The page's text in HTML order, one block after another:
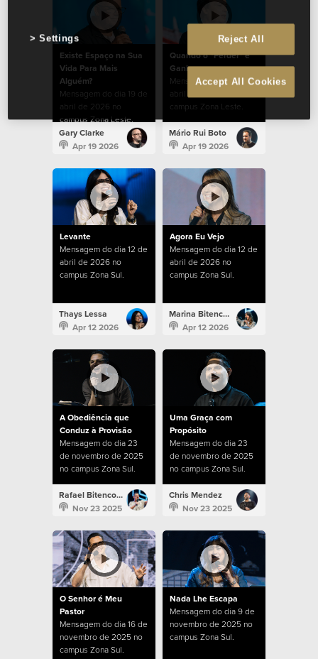
Existe Espaço na Sua
Vida Para Mais
Alguém?
Mensagem do dia 19 de
abril de 2026 no
campus Zona Leste.
Gary Clarke
Apr 19 2026
Quando o "Perder" é
Ganhar
Mensagem do dia 19 de
abril de 2026 no
campus Zona Leste.
Mário Rui Boto
Apr 19 2026
Levante
Mensagem do dia 12 de
abril de 2026 no
campus Zona Sul.
Thays Lessa
Apr 12 2026
Agora Eu Vejo
Mensagem do dia 12 de
abril de 2026 no
campus Zona Sul.
Marina Bitencourt
Apr 12 2026
A Obediência que
Conduz à Provisão
Mensagem do dia 23
de novembro de 2025
no campus Zona Sul.
Rafael Bitencourt
Nov 23 2025
Uma Graça com
Propósito
Mensagem do dia 23
de novembro de 2025
no campus Zona Sul.
Chris Mendez
Nov 23 2025
O Senhor é Meu
Pastor
Mensagem do dia 16 de
novembro de 2025 no
campus Zona Sul.
Nada Lhe Escapa
Mensagem do dia 9 de
novembro de 2025 no
campus Zona Sul.
Reject All
Accept All Cookies
Settings